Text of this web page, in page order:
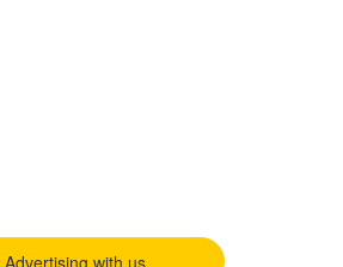
Advertising with us